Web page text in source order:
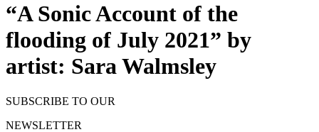
“A Sonic Account of the
flooding of July 2021” by
artist: Sara Walmsley
SUBSCRIBE TO OUR
NEWSLETTER